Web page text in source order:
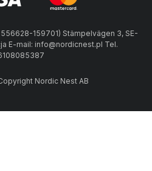
556628-159701) Stämpelvägen 3, SE-
E-mail: info@nordicnest.pl Tel.
Nordic Nest AB